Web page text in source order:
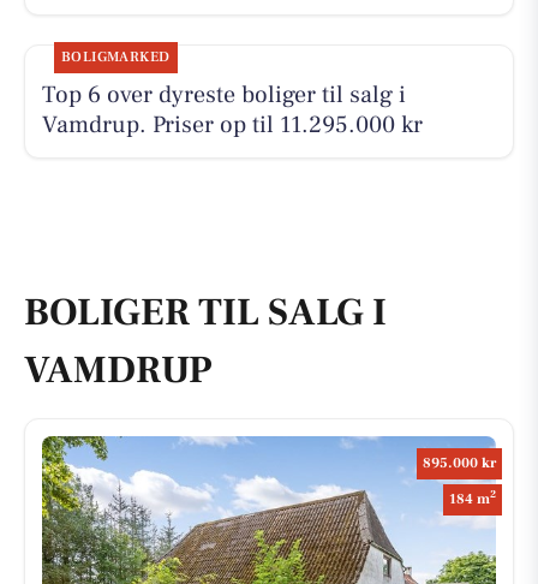
BOLIGMARKED
Top 6 over dyreste boliger til salg i
Vamdrup. Priser op til 11.295.000 kr
BOLIGER TIL SALG I
VAMDRUP
895.000 kr
184 m2